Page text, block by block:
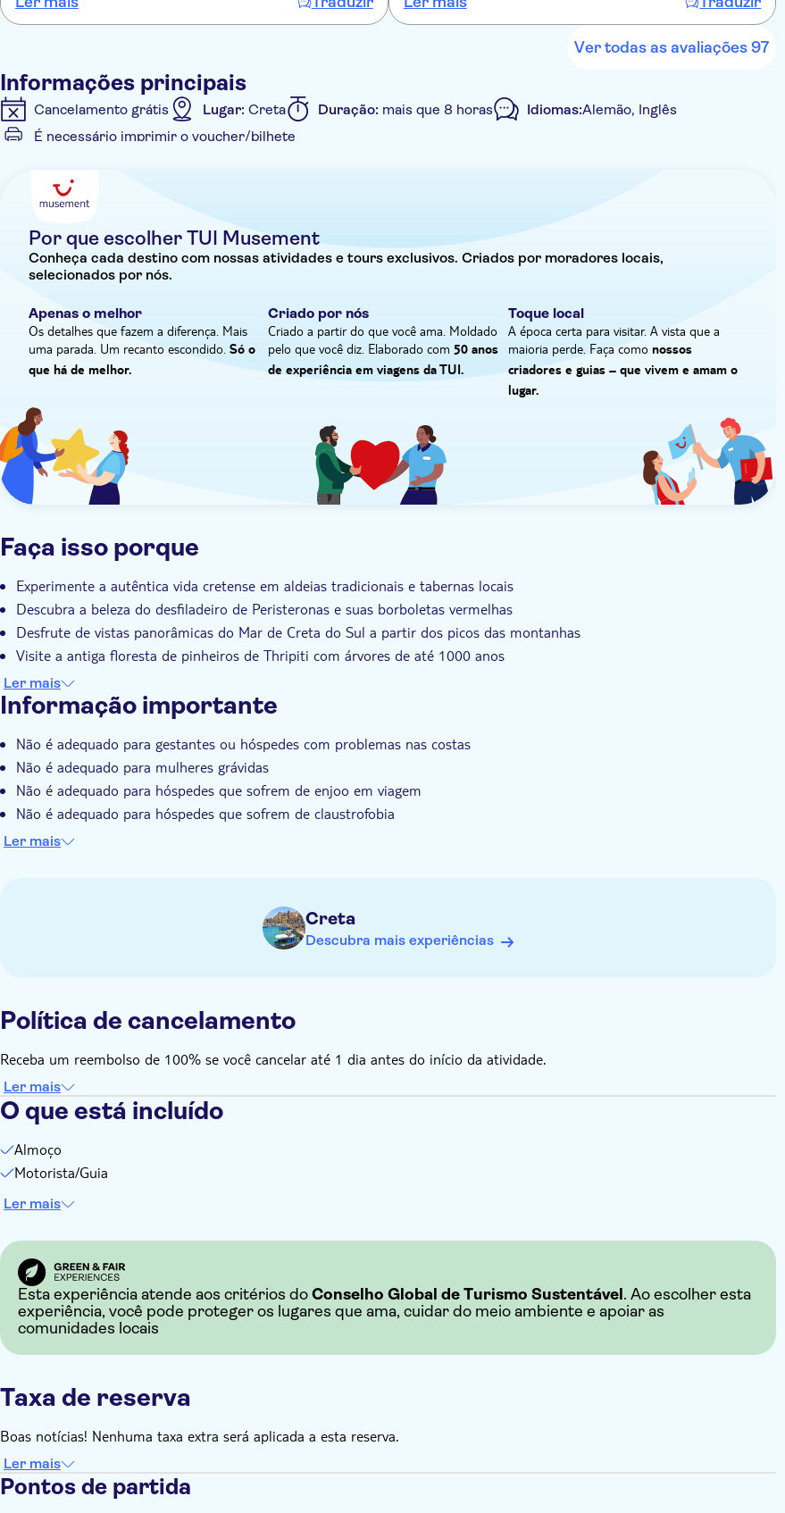
Kinder. Kann den Ausflug nur empfehlen.
spektakulär. Leider wurde meine Familie durch eine
unglückliche Buchung auf zwei Fahrzeuge verteilt. Das
war nicht schön, aber auch nicht tragisch. TUI kam uns
Ver todas as avaliações 97
Informações principais
Cancelamento grátis Lugar: Creta Duração: mais que 8 horas Idiomas:Alemão, Inglês
É necessário imprimir o voucher/bilhete
Tour guiado
Por que escolher TUI Musement
Conheça cada destino com nossas atividades e tours exclusivos. Criados por moradores locais,
selecionados por nós.
Apenas o melhor
Os detalhes que fazem a diferença. Mais
uma parada. Um recanto escondido. Só o
que há de melhor.
Criado por nós
Criado a partir do que você ama. Moldado
pelo que você diz. Elaborado com 50 anos
de experiência em viagens da TUI.
Toque local
A época certa para visitar. A vista que a
maioria perde. Faça como nossos
criadores e guias – que vivem e amam o
lugar.
Faça isso porque
Experimente a autêntica vida cretense em aldeias tradicionais e tabernas locais
Descubra a beleza do desfiladeiro de Peristeronas e suas borboletas vermelhas
Desfrute de vistas panorâmicas do Mar de Creta do Sul a partir dos picos das montanhas
Visite a antiga floresta de pinheiros de Thripiti com árvores de até 1000 anos
Guia local especializado com conhecimento inigualável de Creta e sua natureza
Ler mais
Informação importante
Não é adequado para gestantes ou hóspedes com problemas nas costas
Não é adequado para mulheres grávidas
Não é adequado para hóspedes que sofrem de enjoo em viagem
Não é adequado para hóspedes que sofrem de claustrofobia
Não é adequado para hóspedes com mobilidade reduzida
Ler mais
Creta
Descubra mais experiências
Política de cancelamento
Receba um reembolso de 100% se você cancelar até 1 dia antes do início da atividade.
Ler mais
O que está incluído
Almoço
Motorista/Guia
Ler mais
Esta experiência atende aos critérios do Conselho Global de Turismo Sustentável . Ao escolher esta
experiência, você pode proteger os lugares que ama, cuidar do meio ambiente e apoiar as
comunidades locais
Taxa de reserva
Boas notícias! Nenhuma taxa extra será aplicada a esta reserva.
Ler mais
Pontos de partida